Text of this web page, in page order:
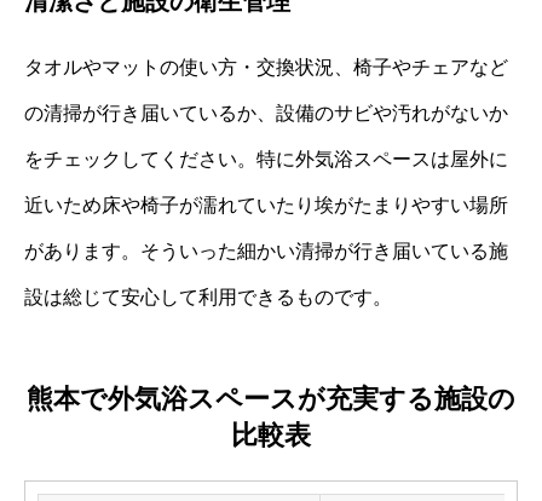
タオルやマットの使い方・交換状況、椅子やチェアなど
の清掃が行き届いているか、設備のサビや汚れがないか
をチェックしてください。特に外気浴スペースは屋外に
近いため床や椅子が濡れていたり埃がたまりやすい場所
があります。そういった細かい清掃が行き届いている施
設は総じて安心して利用できるものです。
熊本で外気浴スペースが充実する施設の
比較表